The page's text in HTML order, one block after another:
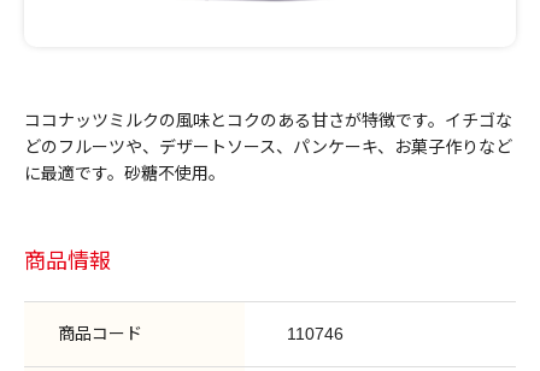
ココナッツミルクの風味とコクのある甘さが特徴です。イチゴな
どのフルーツや、デザートソース、パンケーキ、お菓子作りなど
に最適です。砂糖不使用。
商品情報
商品コード 110746